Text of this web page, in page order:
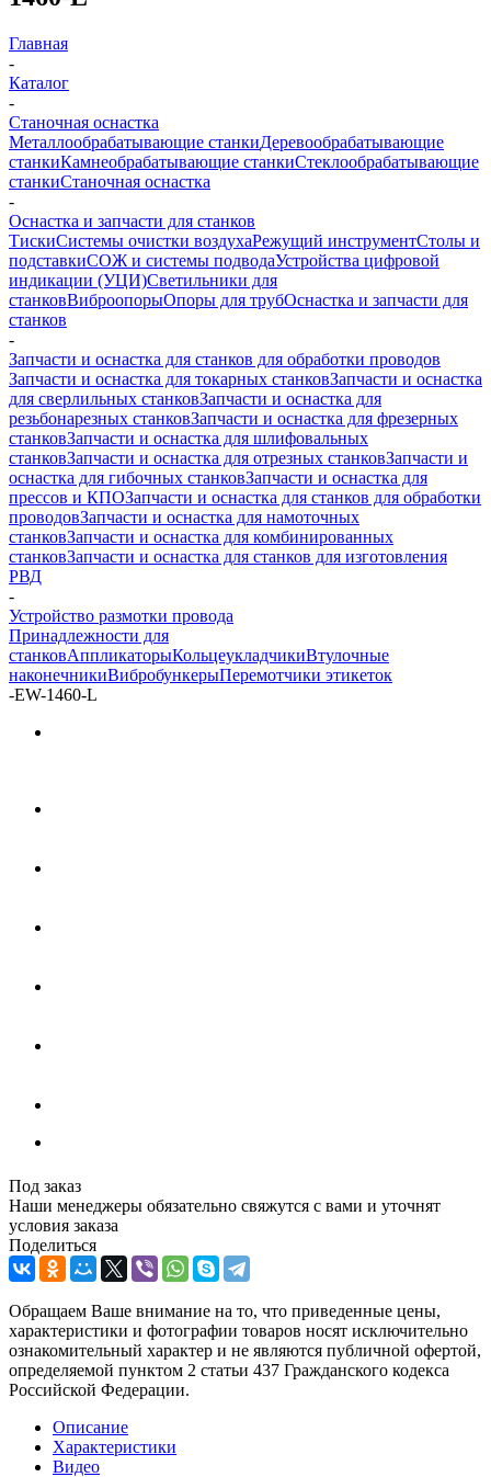
Главная
-
Каталог
-
Станочная оснастка
Металлообрабатывающие станкиДеревообрабатывающие
станкиКамнеобрабатывающие станкиСтеклообрабатывающие
станкиСтаночная оснастка
-
Оснастка и запчасти для станков
ТискиСистемы очистки воздухаРежущий инструментСтолы и
подставкиСОЖ и системы подводаУстройства цифровой
индикации (УЦИ)Светильники для
станковВиброопорыОпоры для трубОснастка и запчасти для
станков
-
Запчасти и оснастка для станков для обработки проводов
Запчасти и оснастка для токарных станковЗапчасти и оснастка
для сверлильных станковЗапчасти и оснастка для
резьбонарезных станковЗапчасти и оснастка для фрезерных
станковЗапчасти и оснастка для шлифовальных
станковЗапчасти и оснастка для отрезных станковЗапчасти и
оснастка для гибочных станковЗапчасти и оснастка для
прессов и КПОЗапчасти и оснастка для станков для обработки
проводовЗапчасти и оснастка для намоточных
станковЗапчасти и оснастка для комбинированных
станковЗапчасти и оснастка для станков для изготовления
РВД
-
Устройство размотки провода
Принадлежности для
станковАппликаторыКольцеукладчикиВтулочные
наконечникиВибробункерыПеремотчики этикеток
-EW-1460-L
Под заказ
Наши менеджеры обязательно свяжутся с вами и уточнят
условия заказа
Поделиться
Обращаем Ваше внимание на то, что приведенные цены,
характеристики и фотографии товаров носят исключительно
ознакомительный характер и не являются публичной офертой,
определяемой пунктом 2 статьи 437 Гражданского кодекса
Российской Федерации.
Описание
Характеристики
Видео